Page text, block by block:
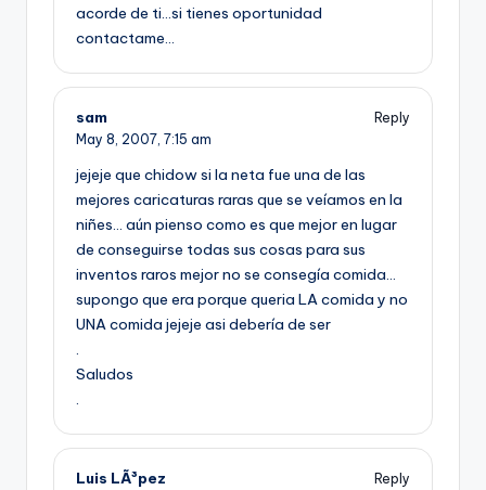
acorde de ti…si tienes oportunidad
contactame…
sam
Reply
May 8, 2007, 7:15 am
jejeje que chidow si la neta fue una de las
mejores caricaturas raras que se veí­amos en la
niñes… aún pienso como es que mejor en lugar
de conseguirse todas sus cosas para sus
inventos raros mejor no se consegí­a comida…
supongo que era porque queria LA comida y no
UNA comida jejeje asi deberí­a de ser
.
Saludos
.
Luis LÃ³pez
Reply